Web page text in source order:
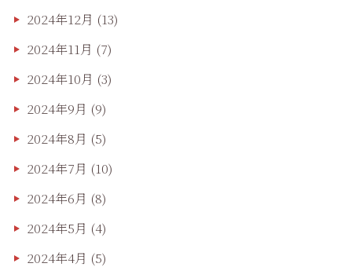
2024年12月 (13)
2024年11月 (7)
2024年10月 (3)
2024年9月 (9)
2024年8月 (5)
2024年7月 (10)
2024年6月 (8)
2024年5月 (4)
2024年4月 (5)